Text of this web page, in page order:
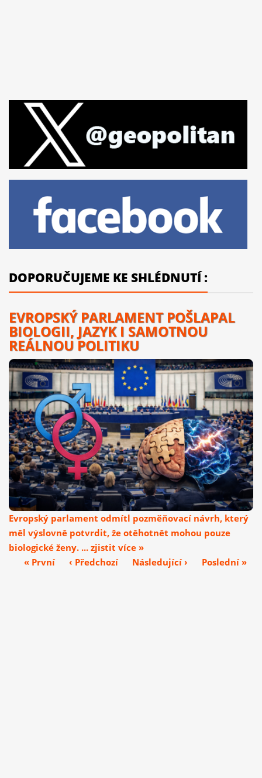
DOPORUČUJEME KE SHLÉDNUTÍ :
EVROPSKÝ PARLAMENT POŠLAPAL
BIOLOGII, JAZYK I SAMOTNOU
REÁLNOU POLITIKU
Evropský parlament odmítl pozměňovací návrh, který
měl výslovně potvrdit, že otěhotnět mohou pouze
biologické ženy. ... zjistit více »
« První
‹ Předchozí Následující › Poslední »